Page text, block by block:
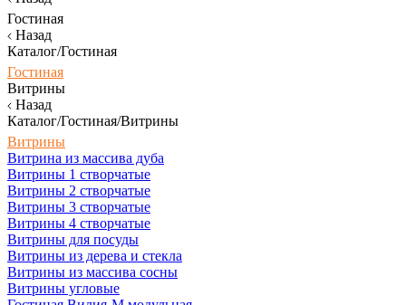
Гостиная
Назад
Каталог/Гостиная
Гостиная
Витрины
Назад
Каталог/Гостиная/Витрины
Витрины
Витрина из массива дуба
Витрины 1 створчатые
Витрины 2 створчатые
Витрины 3 створчатые
Витрины 4 створчатые
Витрины для посуды
Витрины из дерева и стекла
Витрины из массива сосны
Витрины угловые